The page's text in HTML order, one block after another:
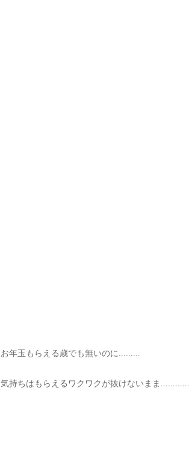
お年玉もらえる歳でも無いのに………
気持ちはもらえるワクワクが抜けないまま…………